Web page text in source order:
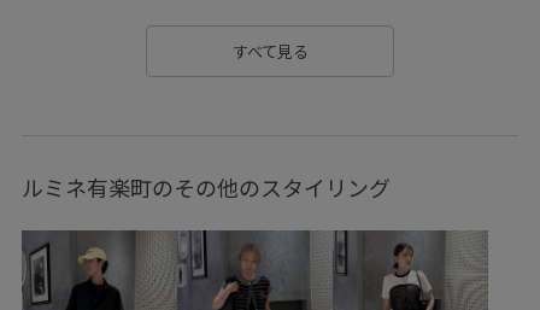
通気性
すべて見る
ルミネ有楽町のその他のスタイリング